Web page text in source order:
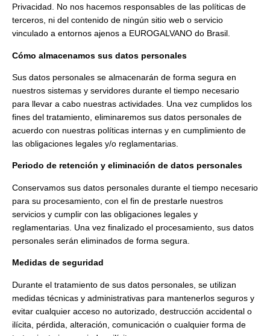
Privacidad. No nos hacemos responsables de las políticas de
terceros, ni del contenido de ningún sitio web o servicio
vinculado a entornos ajenos a EUROGALVANO do Brasil.
Cómo almacenamos sus datos personales
Sus datos personales se almacenarán de forma segura en
nuestros sistemas y servidores durante el tiempo necesario
para llevar a cabo nuestras actividades. Una vez cumplidos los
fines del tratamiento, eliminaremos sus datos personales de
acuerdo con nuestras políticas internas y en cumplimiento de
las obligaciones legales y/o reglamentarias.
Periodo de retención y eliminación de datos personales
Conservamos sus datos personales durante el tiempo necesario
para su procesamiento, con el fin de prestarle nuestros
servicios y cumplir con las obligaciones legales y
reglamentarias. Una vez finalizado el procesamiento, sus datos
personales serán eliminados de forma segura.
Medidas de seguridad
Durante el tratamiento de sus datos personales, se utilizan
medidas técnicas y administrativas para mantenerlos seguros y
evitar cualquier acceso no autorizado, destrucción accidental o
ilícita, pérdida, alteración, comunicación o cualquier forma de